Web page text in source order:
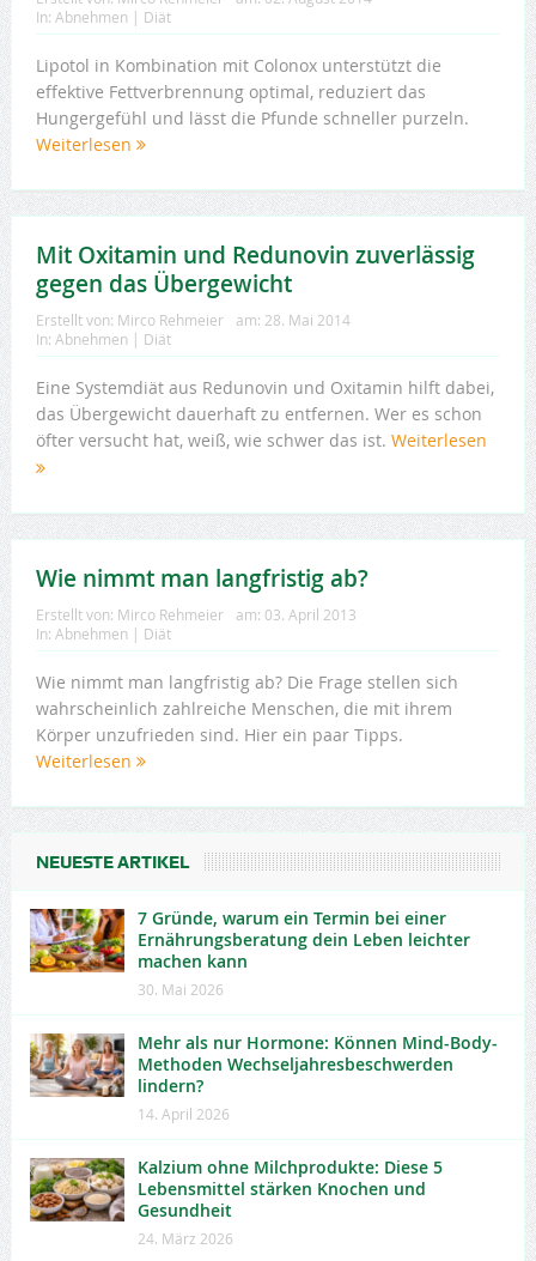
In: Abnehmen | Diät
Lipotol in Kombination mit Colonox unterstützt die
effektive Fettverbrennung optimal, reduziert das
Hungergefühl und lässt die Pfunde schneller purzeln.
Weiterlesen
Mit Oxitamin und Redunovin zuverlässig
gegen das Übergewicht
Erstellt von: Mirco Rehmeier am: 28. Mai 2014
In: Abnehmen | Diät
Eine Systemdiät aus Redunovin und Oxitamin hilft dabei,
das Übergewicht dauerhaft zu entfernen. Wer es schon
öfter versucht hat, weiß, wie schwer das ist. Weiterlesen
Wie nimmt man langfristig ab?
Erstellt von: Mirco Rehmeier am: 03. April 2013
In: Abnehmen | Diät
Wie nimmt man langfristig ab? Die Frage stellen sich
wahrscheinlich zahlreiche Menschen, die mit ihrem
Körper unzufrieden sind. Hier ein paar Tipps.
Weiterlesen
NEUESTE ARTIKEL
7 Gründe, warum ein Termin bei einer
Ernährungsberatung dein Leben leichter
machen kann
30. Mai 2026
Mehr als nur Hormone: Können Mind-Body-
Methoden Wechseljahresbeschwerden
lindern?
14. April 2026
Kalzium ohne Milchprodukte: Diese 5
Lebensmittel stärken Knochen und
Gesundheit
24. März 2026